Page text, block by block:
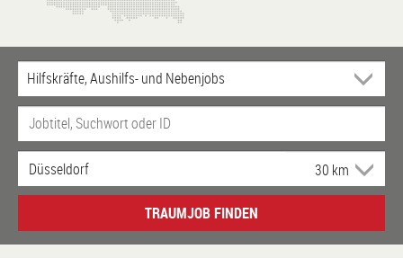
TRAUMJOB FINDEN